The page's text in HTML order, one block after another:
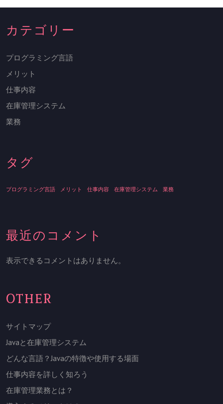
カテゴリー
プログラミング言語
メリット
仕事内容
在庫管理システム
業務
タグ
プログラミング言語 メリット 仕事内容 在庫管理システム 業務
最近のコメント
表示できるコメントはありません。
OTHER
サイトマップ
Javaと在庫管理システム
どんな言語？Javaの特徴や使用する場面
仕事内容を詳しく知ろう
在庫管理業務とは？